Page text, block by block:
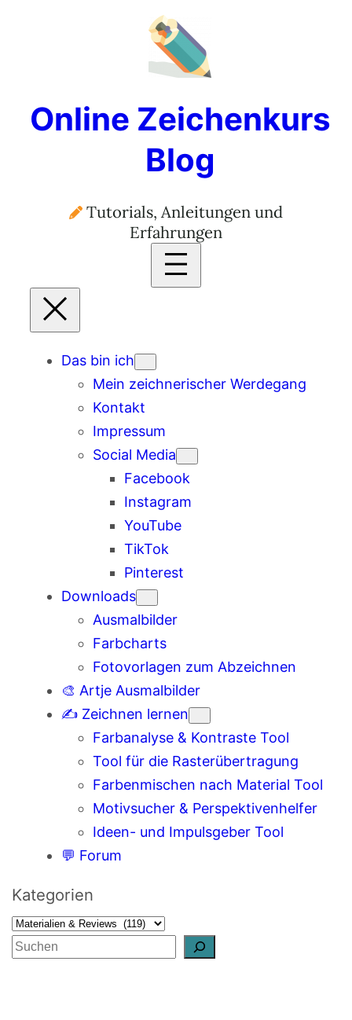
Online Zeichenkurs
Blog
Tutorials, Anleitungen und
Erfahrungen
Das bin ich
Mein zeichnerischer Werdegang
Kontakt
Impressum
Social Media
Facebook
Instagram
YouTube
TikTok
Pinterest
Downloads
Ausmalbilder
Farbcharts
Fotovorlagen zum Abzeichnen
🎨 Artje Ausmalbilder
✍️ Zeichnen lernen
Farbanalyse & Kontraste Tool
Tool für die Rasterübertragung
Farbenmischen nach Material Tool
Motivsucher & Perspektivenhelfer
Ideen- und Impulsgeber Tool
💬 Forum
Kategorien
S